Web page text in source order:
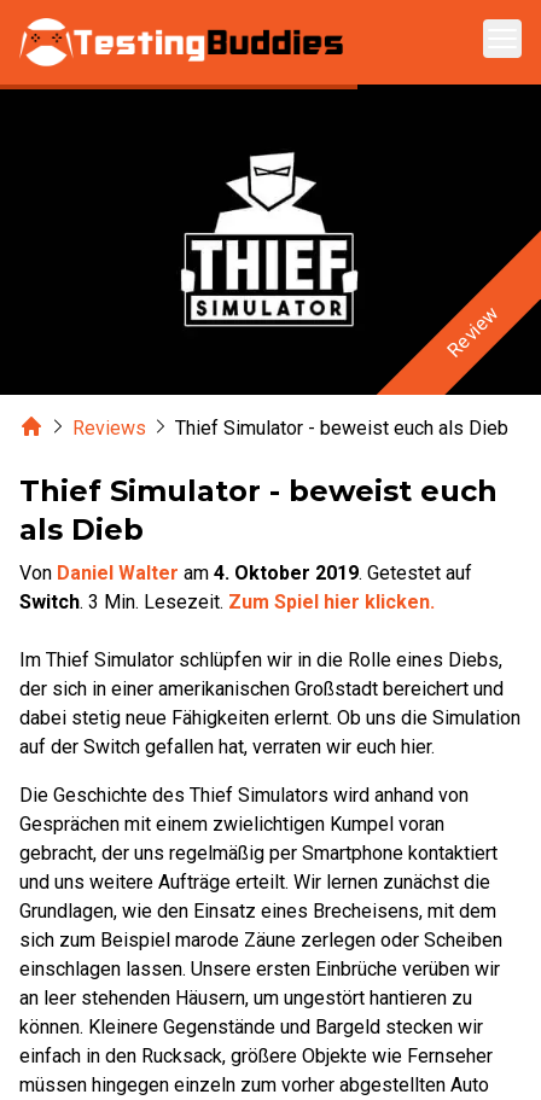
Zum Hauptinhalt springen
Review
HomeReviews Thief Simulator - beweist euch als Dieb
Thief Simulator - beweist euch
als Dieb
Von Daniel Walter am 4. Oktober 2019. Getestet auf
Switch. 3 Min. Lesezeit. Zum Spiel hier klicken.
Im Thief Simulator schlüpfen wir in die Rolle eines Diebs,
der sich in einer amerikanischen Großstadt bereichert und
dabei stetig neue Fähigkeiten erlernt. Ob uns die Simulation
auf der Switch gefallen hat, verraten wir euch hier.
Die Geschichte des Thief Simulators wird anhand von
Gesprächen mit einem zwielichtigen Kumpel voran
gebracht, der uns regelmäßig per Smartphone kontaktiert
und uns weitere Aufträge erteilt. Wir lernen zunächst die
Grundlagen, wie den Einsatz eines Brecheisens, mit dem
sich zum Beispiel marode Zäune zerlegen oder Scheiben
einschlagen lassen. Unsere ersten Einbrüche verüben wir
an leer stehenden Häusern, um ungestört hantieren zu
können. Kleinere Gegenstände und Bargeld stecken wir
einfach in den Rucksack, größere Objekte wie Fernseher
müssen hingegen einzeln zum vorher abgestellten Auto